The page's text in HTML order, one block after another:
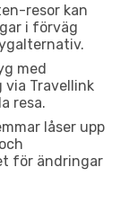
resor kan
i förväg
med
Travellink
resa.
låser upp
för ändringar